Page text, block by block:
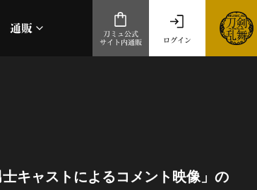
陣 極
じ かうんとだうんぱーてぃー
通販
ネルケオンラインショップ
ログイン
刀ミュ公式
サイト内通販
キャストによるコメント映像」の